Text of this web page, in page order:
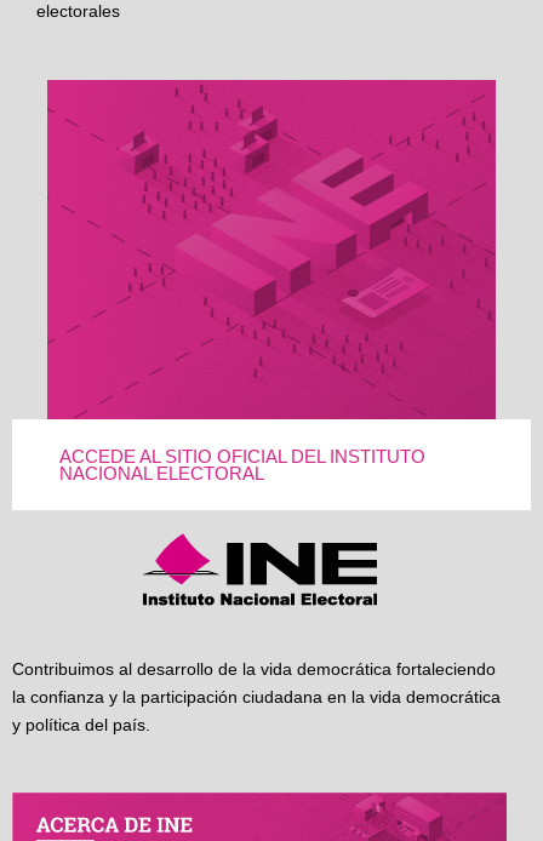
electorales
ACCEDE AL SITIO OFICIAL DEL INSTITUTO
NACIONAL ELECTORAL
Contribuimos al desarrollo de la vida democrática fortaleciendo
la confianza y la participación ciudadana en la vida democrática
y política del país.